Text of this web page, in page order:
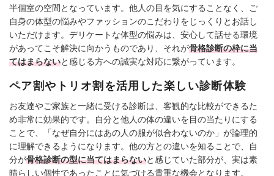
半個室の空間となっています。他人の目を気にすることなく、ご
自身の体型の悩みやファッションのこだわりをじっくりとお話し
いただけます。デリケートな体型の悩みは、安心して話せる環境
があってこそ解決に向かうものであり、それが骨格診断の枠に当
てはまらないと感じる方への誠実な対応に繋がっています。
ペア割やトリオ割を活用した楽しい診断体験
お友達やご家族と一緒に受ける診断は、客観的な比較ができるた
め非常に効果的です。自分と他人の体の違いを目の当たりにする
ことで、「なぜ自分にはあの人の服が似合わないのか」が論理的
に理解できるようになります。他の方との違いを知ることで、自
分が骨格診断の型に当てはまらないと感じていた部分が、実は素
晴らしい個性であったことに気づける貴重な機会となります。